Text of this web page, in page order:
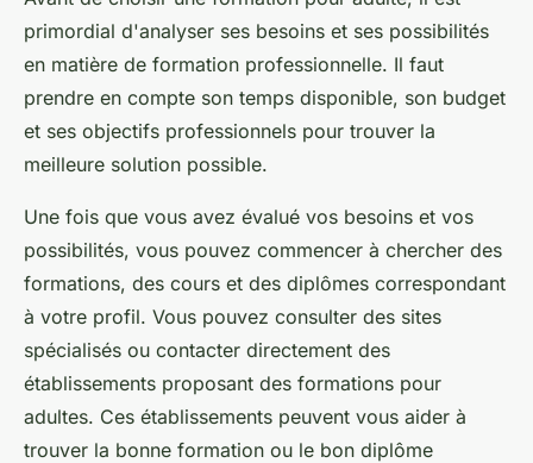
primordial d'analyser ses besoins et ses possibilités
en matière de formation professionnelle. Il faut
prendre en compte son temps disponible, son budget
et ses objectifs professionnels pour trouver la
meilleure solution possible.
Une fois que vous avez évalué vos besoins et vos
possibilités, vous pouvez commencer à chercher des
formations, des cours et des diplômes correspondant
à votre profil. Vous pouvez consulter des sites
spécialisés ou contacter directement des
établissements proposant des formations pour
adultes. Ces établissements peuvent vous aider à
trouver la bonne formation ou le bon diplôme